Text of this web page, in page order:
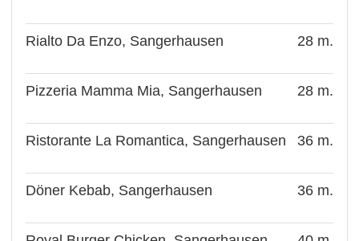
Rialto Da Enzo, Sangerhausen 28 m.
Pizzeria Mamma Mia, Sangerhausen 28 m.
Ristorante La Romantica, Sangerhausen 36 m.
Döner Kebab, Sangerhausen 36 m.